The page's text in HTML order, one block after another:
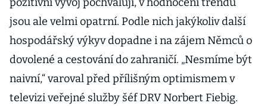
jsou ale velmi opatrní. Podle nich jakýkoliv další
hospodářský výkyv dopadne i na zájem Němců o
dovolené a cestování do zahraničí. „Nesmíme být
naivní,“ varoval před přílišným optimismem v
televizi veřejné služby šéf DRV Norbert Fiebig.